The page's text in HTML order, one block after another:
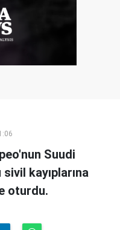
Suudi
kayıplarına
oturdu.